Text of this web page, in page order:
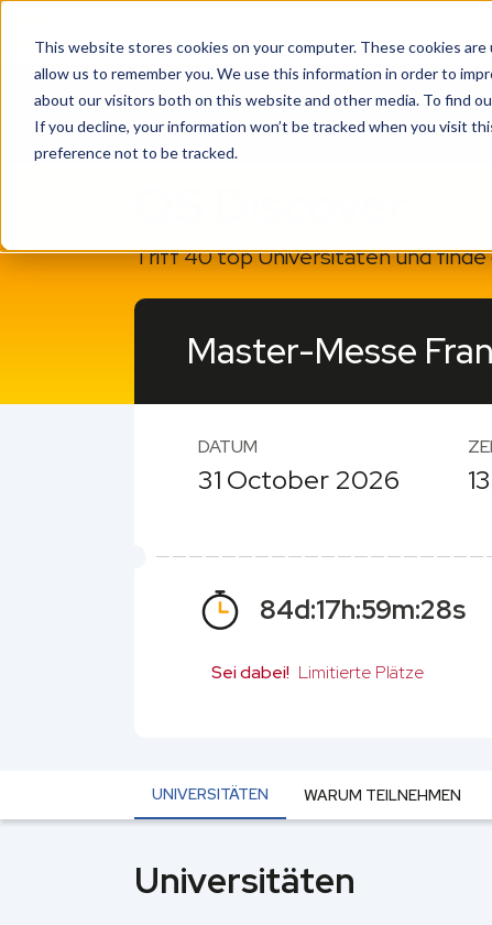
This website stores cookies on your computer. These cookies
allow us to remember you. We use this information in order to
about our visitors both on this website and other media. To find
If you decline, your information won’t be tracked when you visit
preference not to be tracked.
Triff 40 top Universitäten und
Master-Messe
DATUM
31 October 2026
84d:17h:59m:27s
Sei dabei! Limitierte Plätze
UNIVERSITÄTEN WARUM TEILNEHMEN
Universitäten